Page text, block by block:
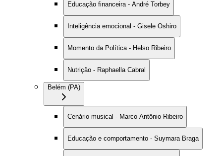
Educação financeira - André Torbey
Inteligência emocional - Gisele Oshiro
Momento da Política - Helso Ribeiro
Nutrição - Raphaella Cabral
Belém (PA)
Cenário musical - Marco Antônio Ribeiro
Educação e comportamento - Suymara Braga